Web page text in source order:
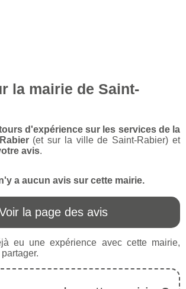
la mairie de Saint-
d'expérience sur les services de la
(et sur la ville de Saint-Rabier) et
avis.
a aucun avis sur cette mairie.
la page des avis
eu une expérience avec cette mairie,